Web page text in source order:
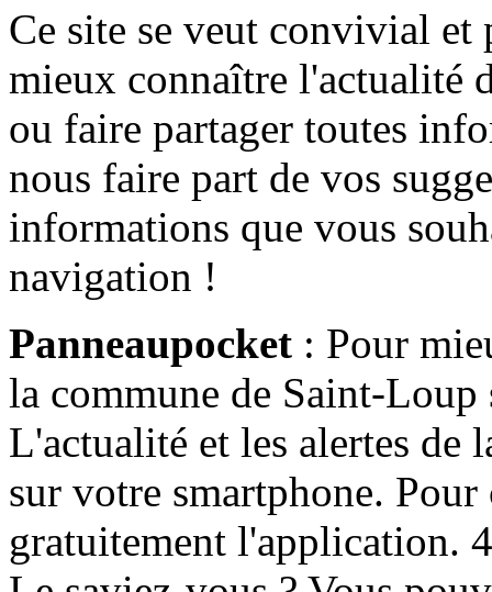
Ce site se veut convivial et
mieux connaître l'actualité
ou faire partager toutes
nous faire part de vos
informations que vous
navigation !
Panneaupocket : Pour
la commune de Saint-Loup
L'actualité et les alertes de
sur votre smartphone.
gratuitement l'application.